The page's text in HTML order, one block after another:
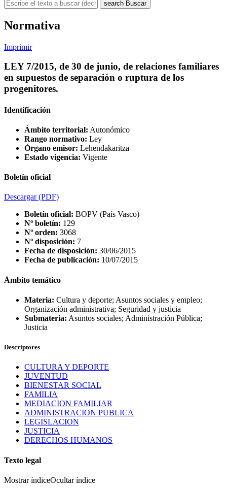
search Buscar
Normativa
Imprimir
LEY 7/2015, de 30 de junio, de relaciones familiares
en supuestos de separación o ruptura de los
progenitores.
Identificación
Ámbito territorial: Autonómico
Rango normativo: Ley
Órgano emisor: Lehendakaritza
Estado vigencia: Vigente
Boletín oficial
Descargar(PDF)
Boletín oficial: BOPV (País Vasco)
Nº boletín: 129
Nº orden: 3068
Nº disposición: 7
Fecha de disposición: 30/06/2015
Fecha de publicación: 10/07/2015
Ámbito temático
Materia: Cultura y deporte; Asuntos sociales y empleo;
Organización administrativa; Seguridad y justicia
Submateria: Asuntos sociales; Administración Pública;
Justicia
Descriptores
CULTURA Y DEPORTE
JUVENTUD
BIENESTAR SOCIAL
FAMILIA
MEDIACION FAMILIAR
ADMINISTRACION PUBLICA
LEGISLACION
JUSTICIA
DERECHOS HUMANOS
Texto legal
Mostrar índiceOcultar índice